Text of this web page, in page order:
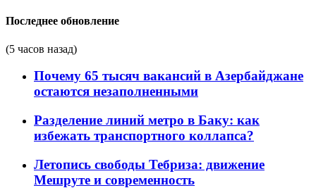
Последнее обновление
(5 часов назад)
Почему 65 тысяч вакансий в Азербайджане
остаются незаполненными
Разделение линий метро в Баку: как
избежать транспортного коллапса?
Летопись свободы Тебриза: движение
Мешруте и современность